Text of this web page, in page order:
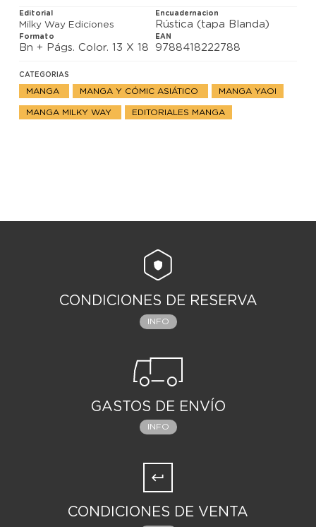
Ritsuka que toque provisionalmente en su grupo. Sin
embargo, parece que tiene en mente hacer algo más
con él...
¡Empieza una nueva etapa de este popular romance
Editorial
Milky Way Ediciones
Encuadernacion
Rústica (tapa Blanda)
Formato
Bn + Págs. Color. 13 X 18
EAN
9788418222788
CATEGORIAS
MANGA MANGA Y CÓMIC ASIÁTICO MANGA YAOI
MANGA MILKY WAY EDITORIALES MANGA
CONDICIONES DE RESERVA
INFO
GASTOS DE ENVÍO
INFO
CONDICIONES DE VENTA